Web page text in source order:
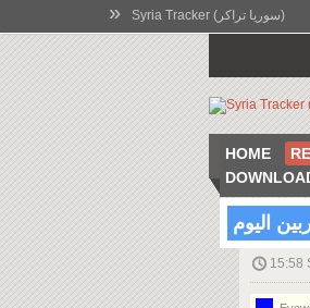
» Syria Tracker (سوريا تراكر)
HOME
اليوم
15:58